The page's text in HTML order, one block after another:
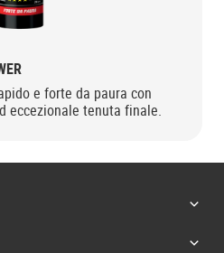
e forte da paura con
eccezionale tenuta finale.